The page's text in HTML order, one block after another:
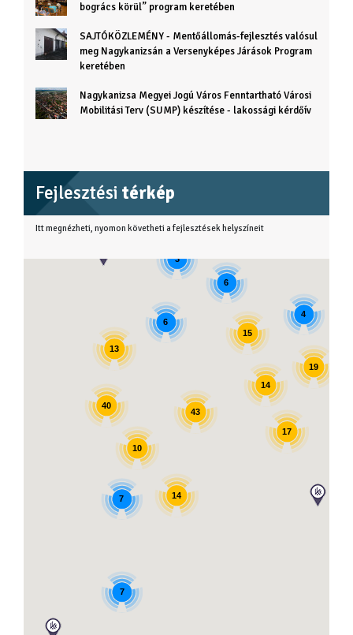
bogrács körül” program keretében
SAJTÓKÖZLEMÉNY - Mentőállomás-fejlesztés valósul
meg Nagykanizsán a Versenyképes Járások Program
keretében
Nagykanizsa Megyei Jogú Város Fenntartható Városi
Mobilitási Terv (SUMP) készítése - lakossági kérdőív
Fejlesztési térkép
Itt megnézheti, nyomon követheti a fejlesztések helyszíneit
14
17
40
7
43
19
6
13
15
4
6
3
7
14
10